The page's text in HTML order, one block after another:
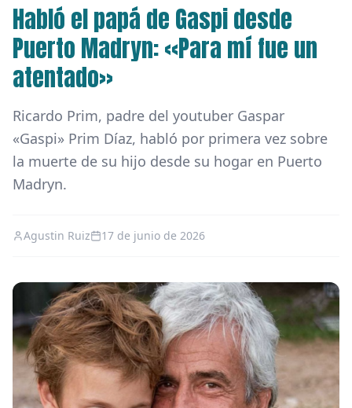
Habló el papá de Gaspi desde
Puerto Madryn: «Para mí fue un
atentado»
Ricardo Prim, padre del youtuber Gaspar
«Gaspi» Prim Díaz, habló por primera vez sobre
la muerte de su hijo desde su hogar en Puerto
Madryn.
Agustin Ruiz 17 de junio de 2026